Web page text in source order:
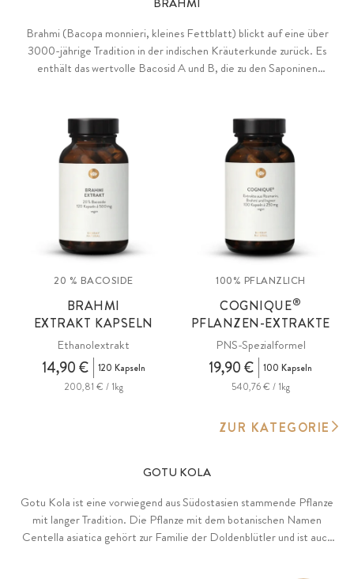
Brahmi (Bacopa monnieri, kleines Fettblatt) blickt auf eine über
3000-jährige Tradition in der indischen Kräuterkunde zurück. Es
enthält das wertvolle Bacosid A und B, die zu den Saponinen
20 % BACOSIDE
BRAHMI
EXTRAKT KAPSELN
Ethanolextrakt
14,90 €
120 Kapseln
200,81 € / 1kg
100% PFLANZLICH
COGNIQUE®
PFLANZEN-EXTRAKTE
PNS-Spezialformel
19,90 €
100 Kapseln
540,76 € / 1kg
ZUR KATEGORIE
GOTU KOLA
Gotu Kola ist eine vorwiegend aus Südostasien stammende Pflanze
mit langer Tradition. Die Pflanze mit dem botanischen Namen
Centella asiatica gehört zur Familie der Doldenblütler und ist auch